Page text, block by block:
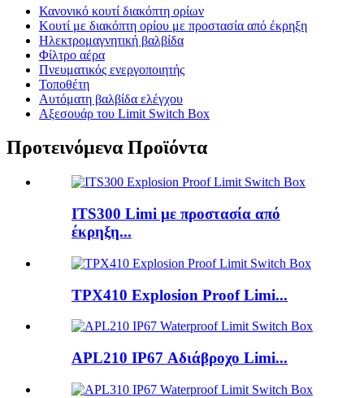
Κανονικό κουτί διακόπτη ορίων
Κουτί με διακόπτη ορίου με προστασία από έκρηξη
Ηλεκτρομαγνητική βαλβίδα
Φίλτρο αέρα
Πνευματικός ενεργοποιητής
Τοποθέτη
Αυτόματη βαλβίδα ελέγχου
Αξεσουάρ του Limit Switch Box
Προτεινόμενα Προϊόντα
ITS300 Limi με προστασία από
έκρηξη...
TPX410 Explosion Proof Limi...
APL210 IP67 Αδιάβροχο Limi...